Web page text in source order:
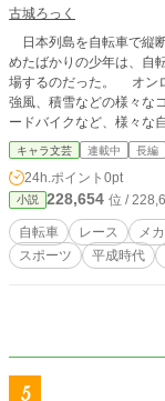
古城ろっく
日本列島を自転車で縦
めたばかりの少年は、自
場するのだった。 オン
強風、積雪などの様々な
ードバイクなど、様々な自転車で戦うのだ。
実在する人物、地名、団
在する社名、車体名など
技術的、あるいは能力的なもの
危険な行為が描写されて
するよう努めてください
キャラ文芸 連載中 長編
24h.ポイント 0pt
小説 228,654 位 /
自転車 レース メ
スポーツ
平成時代
5